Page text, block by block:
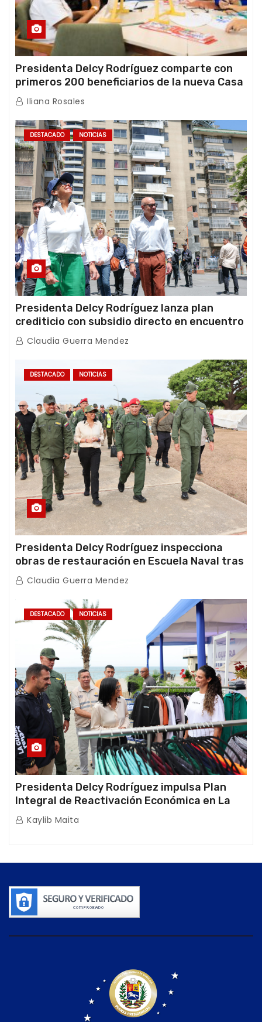
Presidenta Delcy Rodríguez comparte con
primeros 200 beneficiarios de la nueva Casa
de los Abuelos “La Primavera” en Caracas
Iliana Rosales
DESTACADO NOTICIAS
Presidenta Delcy Rodríguez lanza plan
crediticio con subsidio directo en encuentro
con Juntas de Condominio
Claudia Guerra Mendez
DESTACADO NOTICIAS
Presidenta Delcy Rodríguez inspecciona
obras de restauración en Escuela Naval tras
afectaciones sísmicas en La Guaira
Claudia Guerra Mendez
DESTACADO NOTICIAS
Presidenta Delcy Rodríguez impulsa Plan
Integral de Reactivación Económica en La
Guaira
Kaylib Maita